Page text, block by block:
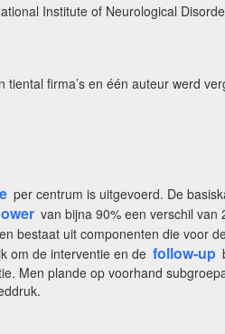
Institute of Neurological
firma’s en één auteur werd
per centrum is uitgevoerd. De
van bijna 90% een verschil van
bestaat uitcomponenten die voor
om de interventie en de follow-up
Men plande op voorhand